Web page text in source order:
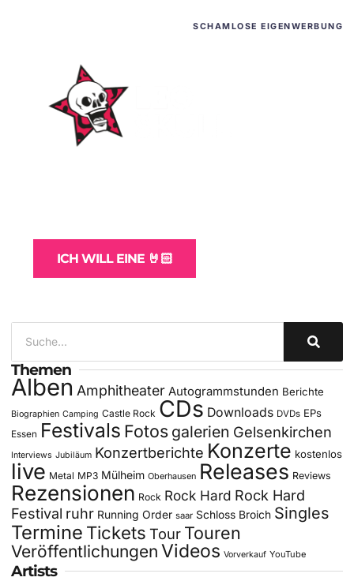
SCHAMLOSE EIGENWERBUNG
ICH WILL EINE 🤘🏻
Themen
Alben Amphitheater Autogrammstunden Berichte
Biographien Camping Castle Rock CDs Downloads DVDs EPs
Essen Festivals Fotos galerien Gelsenkirchen
Interviews Jubiläum Konzertberichte Konzerte kostenlos
live Metal MP3 Mülheim Oberhausen Releases Reviews
Rezensionen Rock Rock Hard Rock Hard
Festival ruhr Running Order saar Schloss Broich Singles
Termine Tickets Tour Touren
Veröffentlichungen Videos Vorverkauf YouTube
Artists